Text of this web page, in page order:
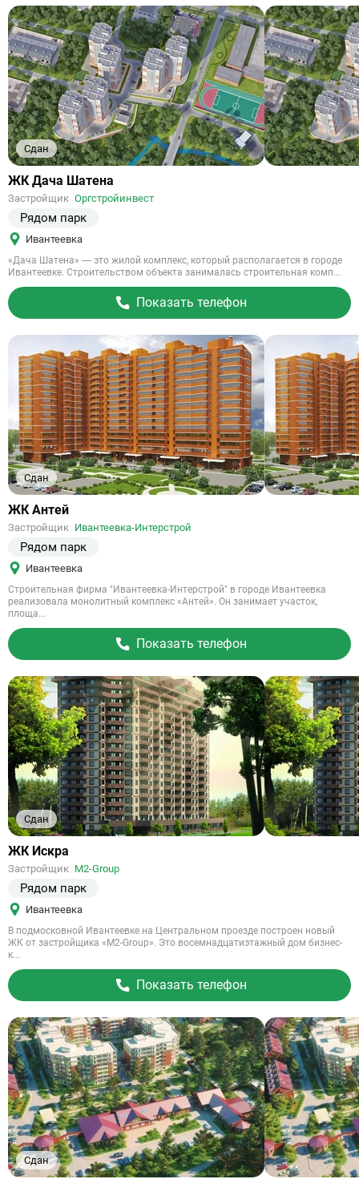
Сдан
Ссылка
объект
ЖК Дача Шатена
Застройщик Оргстройинвест
Рядом парк
Ивантеевка
«Дача Шатена» — это жилой комплекс, который располагается в городе
Ивантеевке. Строительством объекта занималась строительная комп...
Показать телефон
Сдан
Ссылка
объект
ЖК Антей
Застройщик Ивантеевка-Интерстрой
Рядом парк
Ивантеевка
Строительная фирма "Ивантеевка-Интерстрой" в городе Ивантеевка
реализовала монолитный комплекс «Антей». Он занимает участок,
площа...
Показать телефон
Сдан
Ссылка
объект
ЖК Искра
Застройщик M2-Group
Рядом парк
Ивантеевка
В подмосковной Ивантеевке на Центральном проезде построен новый
ЖК от застройщика «М2-Group». Это восемнадцатиэтажный дом бизнес-
к...
Показать телефон
Сдан